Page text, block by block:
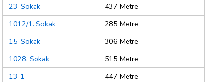
23. Sokak
437 Metre
1012/1. Sokak
285 Metre
15. Sokak
306 Metre
1028. Sokak
515 Metre
13-1
447 Metre